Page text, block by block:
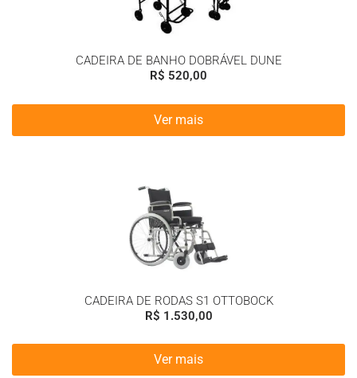
CADEIRA DE BANHO DOBRÁVEL DUNE
R$ 520,00
Ver mais
CADEIRA DE RODAS S1 OTTOBOCK
R$ 1.530,00
Ver mais